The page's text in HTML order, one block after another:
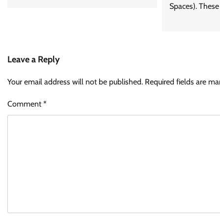
Spaces).
Leave a Reply
Your email address will not be published. Required fields are
Comment*